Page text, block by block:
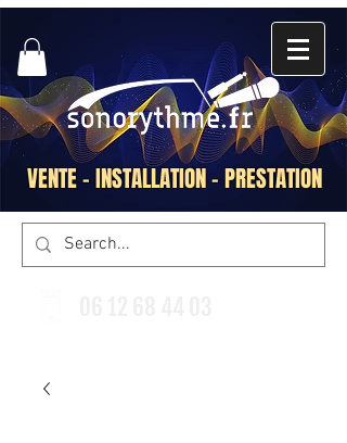
VENTE - INSTALLATION - PRESTATION